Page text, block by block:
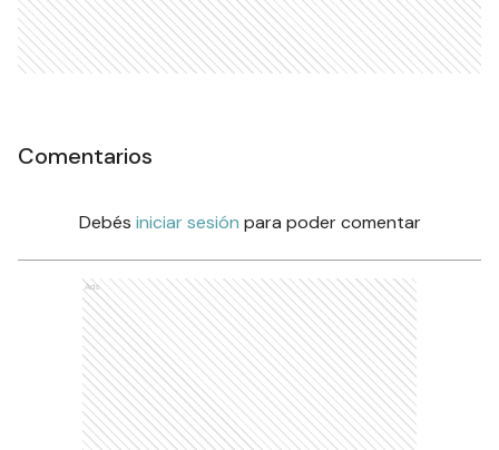
Comentarios
Debés iniciar sesión para poder comentar
Ads